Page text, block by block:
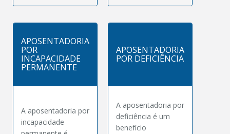
APOSENTADORIA
POR
INCAPACIDADE
PERMANENTE
A aposentadoria por
incapacidade
APOSENTADORIA
POR DEFICIÊNCIA
A aposentadoria por
deficiência é um
benefício